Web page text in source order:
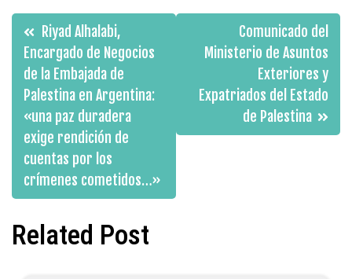
Navegación
de
entradas
Riyad Alhalabi,
Encargado de Negocios
de la Embajada de
Palestina en Argentina:
«una paz duradera
exige rendición de
cuentas por los
crímenes cometidos…»
Comunicado del
Ministerio de Asuntos
Exteriores y
Expatriados del Estado
de Palestina
Related Post